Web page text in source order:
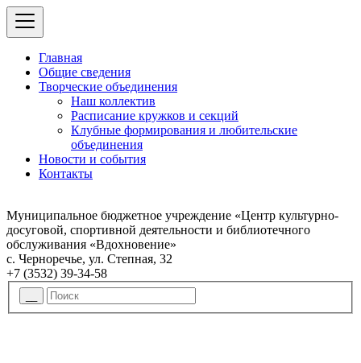
Главная
Общие сведения
Творческие объединения
Наш коллектив
Расписание кружков и секций
Клубные формирования и любительские
объединения
Новости и события
Контакты
Муниципальное бюджетное учреждение «Центр культурно-
досуговой, спортивной деятельности и библиотечного
обслуживания «Вдохновение»
с. Черноречье, ул. Степная, 32
+7 (3532) 39-34-58